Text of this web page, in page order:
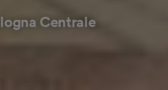
Centrale